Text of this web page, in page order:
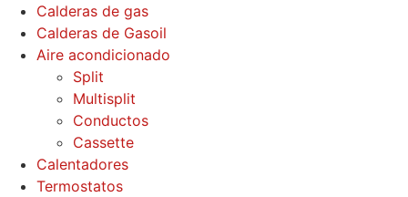
Calderas de gas
Calderas de Gasoil
Aire acondicionado
Split
Multisplit
Conductos
Cassette
Calentadores
Termostatos